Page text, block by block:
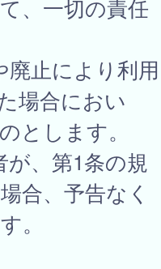
、一切の責任
止により利用
場合におい
とします。
、第1条の規
合、予告なく
。